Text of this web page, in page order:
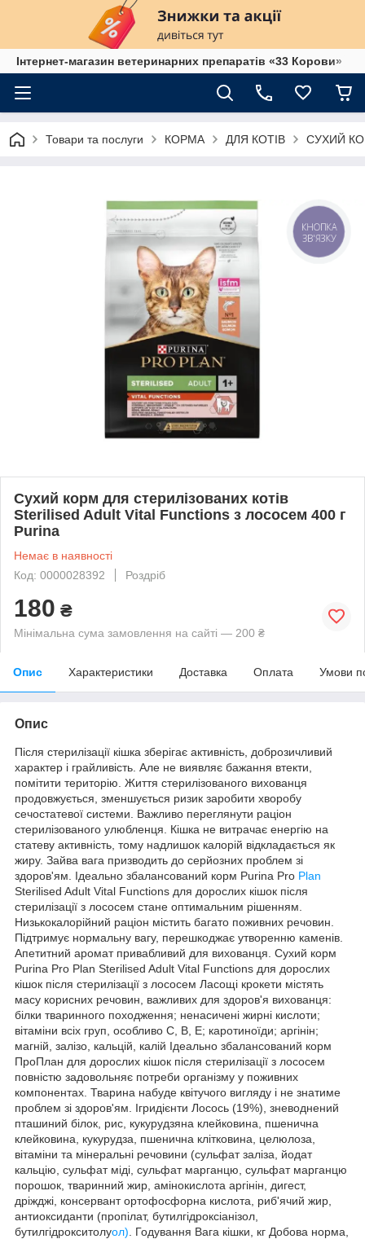
Інтернет-магазин ветеринарних препаратів «33 Корови»
Товари та послуги КОРМА ДЛЯ КОТІВ СУХИЙ
Сухий корм для стерилізованих котів
Sterilised Adult Vital Functions з лососем 400 г
Purina
Немає в наявності
Код: 0000028392
Роздріб
180 ₴
Мінімальна сума замовлення на сайті — 200 ₴
Опис Характеристики Доставка Оплата Умови
Опис
Після стерилізації кішка зберігає активність, доброзичливий
характер і грайливість. Але не виявляє бажання втекти,
помітити територію. Життя стерилізованого вихованця
продовжується, зменшується ризик заробити хворобу
сечостатевої системи. Важливо переглянути раціон
стерилізованого улюбленця. Кішка не витрачає енергію на
статеву активність, тому надлишок калорій відкладається як
жиру. Зайва вага призводить до серйозних проблем зі
здоров'ям. Ідеально збалансований корм Purina Pro Plan
Sterilised Adult Vital Functions для дорослих кішок після
стерилізації з лососем стане оптимальним рішенням.
Низькокалорійний раціон містить багато поживних речовин.
Підтримує нормальну вагу, перешкоджає утворенню каменів.
Апетитний аромат привабливий для вихованця. Сухий корм
Purina Pro Plan Sterilised Adult Vital Functions для дорослих
кішок після стерилізації з лососем Ласощі крокети містять
масу корисних речовин, важливих для здоров'я вихованця:
білки тваринного походження; ненасичені жирні кислоти;
вітаміни всіх груп, особливо С, В, Е; каротиноїди; аргінін;
магній, залізо, кальцій, калій Ідеально збалансований корм
ПроПлан для дорослих кішок після стерилізації з лососем
повністю задовольняє потреби організму у поживних
компонентах. Тварина набуде квітучого вигляду і не знатиме
проблем зі здоров'ям. Ігридієнти Лосось (19%), зневоднений
пташиний білок, рис, кукурудзяна клейковина, пшенична
клейковина, кукурудза, пшенична клітковина, целюлоза,
вітаміни та мінеральні речовини (сульфат заліза, йодат
кальцію, сульфат міді, сульфат марганцю, сульфат марганцю
порошок, тваринний жир, амінокислота аргінін, дигест,
дріжджі, консервант ортофосфорна кислота, риб'ячий жир,
антиоксиданти (пропілат, бутилгідроксіанізол,
бутилгідрокситолуол) . Годування Вага кішки, кг Добова норма,
КНОПКА
ЗВ'ЯЗКУ